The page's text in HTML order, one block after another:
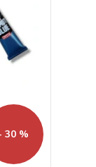
30 %